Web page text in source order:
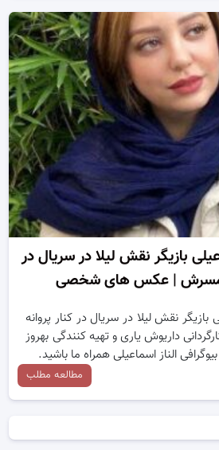
بازیگر نقش لیلا در سریال در
همسرش | عکس های شخصی
بازیگر نقش لیلا در سریال در کنار پروانه
داریوش یاری و تهیه کنندگی بهروز
الناز اسماعیلی همراه ما باشید.
مطالعه مطلب